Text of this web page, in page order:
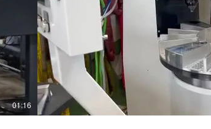
01:16